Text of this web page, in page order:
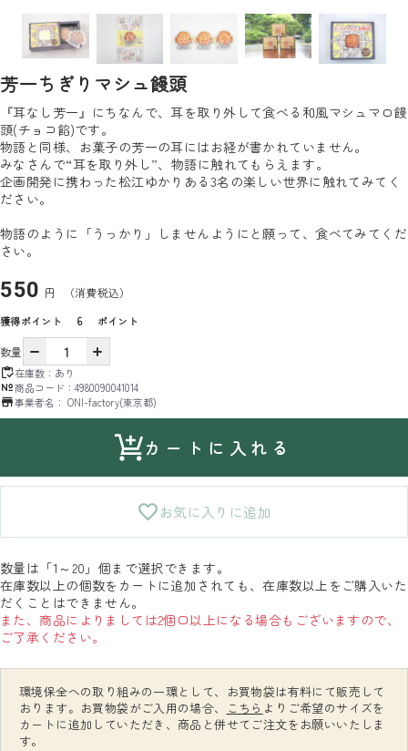
芳一ちぎりマシュ饅頭
『耳なし芳一』にちなんで、耳を取り外して食べる和風マシュマロ饅
頭(チョコ餡)です。
物語と同様、お菓子の芳一の耳にはお経が書かれていません。
みなさんで“耳を取り外し”、物語に触れてもらえます。
企画開発に携わった松江ゆかりある3名の楽しい世界に触れてみてく
ださい。
物語のように「うっかり」しませんようにと願って、食べてみてくだ
さい。
550 円 （消費税込）
獲得ポイント 6 ポイント
数量
在庫数： あり
商品コード： 4980090041014
事業者名： ONI-factory(東京都)
カートに入れる
お気に入りに追加
数量は「1～20」個まで選択できます。
在庫数以上の個数をカートに追加されても、在庫数以上をご購入いた
だくことはできません。
また、商品によりましては2個口以上になる場合もございますので、
ご了承ください。
環境保全への取り組みの一環として、お買物袋は有料にて販売して
おります。お買物袋がご入用の場合、
こちら よりご希望のサイズを
カートに追加していただき、商品と併せてご注文をお願いいたしま
す。